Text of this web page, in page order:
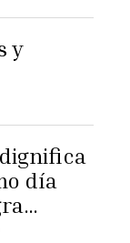
y
día